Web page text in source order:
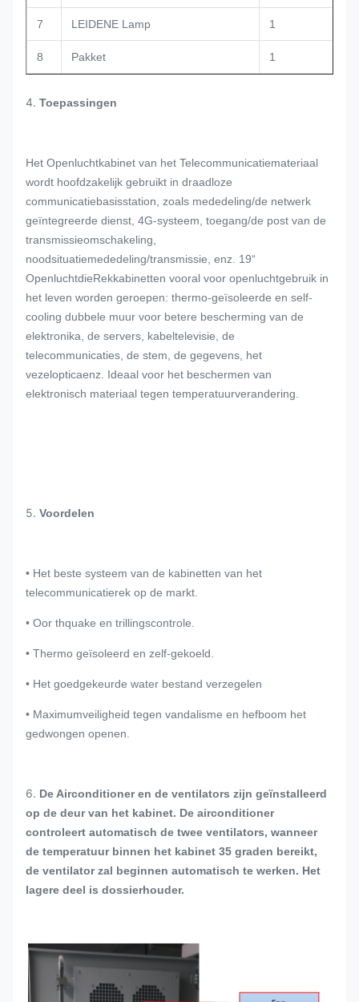
7 LEIDENE Lamp 1
8 Pakket 1
4. Toepassingen
Het Openluchtkabinet van het Telecommunicatiemateriaal
wordt hoofdzakelijk gebruikt in draadloze
communicatiebasisstation, zoals mededeling/de netwerk
geïntegreerde dienst, 4G-systeem, toegang/de post van de
transmissieomschakeling,
noodsituatiemededeling/transmissie, enz. 19“
OpenluchtdieRekkabinetten vooral voor openluchtgebruik in
het leven worden geroepen: thermo-geïsoleerde en self-
cooling dubbele muur voor betere bescherming van de
elektronika, de servers, kabeltelevisie, de
telecommunicaties, de stem, de gegevens, het
vezelopticaenz. Ideaal voor het beschermen van
elektronisch materiaal tegen temperatuurverandering.
5. Voordelen
• Het beste systeem van de kabinetten van het
telecommunicatierek op de markt.
• Oor thquake en trillingscontrole.
• Thermo geïsoleerd en zelf-gekoeld.
• Het goedgekeurde water bestand verzegelen
• Maximumveiligheid tegen vandalisme en hefboom het
gedwongen openen.
6. De Airconditioner en de ventilators zijn geïnstalleerd
op de deur van het kabinet. De airconditioner
controleert automatisch de twee ventilators, wanneer
de temperatuur binnen het kabinet 35 graden bereikt,
de ventilator zal beginnen automatisch te werken. Het
lagere deel is dossierhouder.